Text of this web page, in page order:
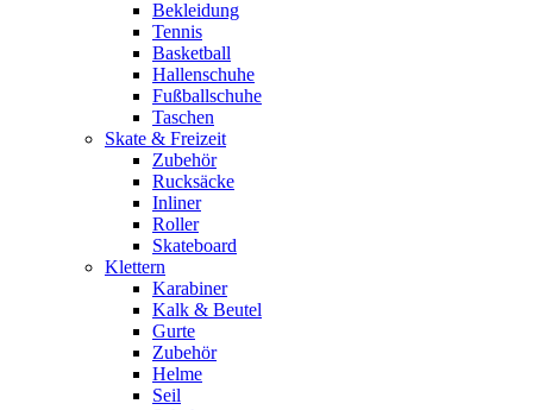
Bekleidung
Tennis
Basketball
Hallenschuhe
Fußballschuhe
Taschen
Skate & Freizeit
Zubehör
Rucksäcke
Inliner
Roller
Skateboard
Klettern
Karabiner
Kalk & Beutel
Gurte
Zubehör
Helme
Seil